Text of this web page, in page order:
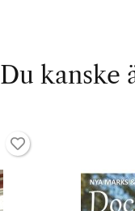
Du kanske